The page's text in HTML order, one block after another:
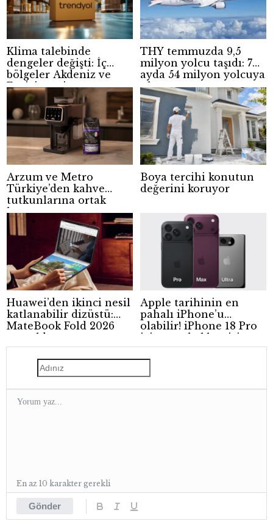
Klima talebinde
dengeler değişti: İç
bölgeler Akdeniz ve
Ege’yi geçti
THY temmuzda 9,5
milyon yolcu taşıdı: 7
ayda 54 milyon yolcuya
ulaştı
Arzum ve Metro
Türkiye’den kahve
tutkunlarına ortak
kampanya
Boya tercihi konutun
değerini koruyor
Huawei’den ikinci nesil
katlanabilir dizüstü:
MateBook Fold 2026
tanıtıldı
Apple tarihinin en
pahalı iPhone’u
olabilir! iPhone 18 Pro
için zam beklentisi
güçleniyor
Gönder
En az 10 karakter gerekli